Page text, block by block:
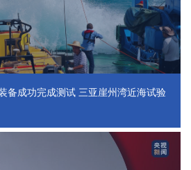
备成功完成测试 三亚崖州湾近海试验